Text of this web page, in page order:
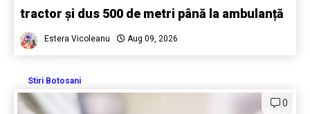
tractor și dus 500 de metri până la ambulanță
Estera Vicoleanu Aug 09, 2026
Stiri Botosani
0